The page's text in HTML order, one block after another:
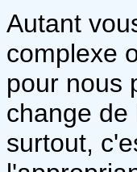
Autant
complexe
pour nous
change de
surtout,